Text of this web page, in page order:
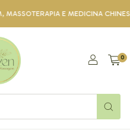
E MEDICINA CHINESA.
0